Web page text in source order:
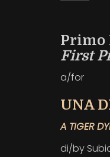
Primo
First
a/for
UNA
A TIGER
di/by